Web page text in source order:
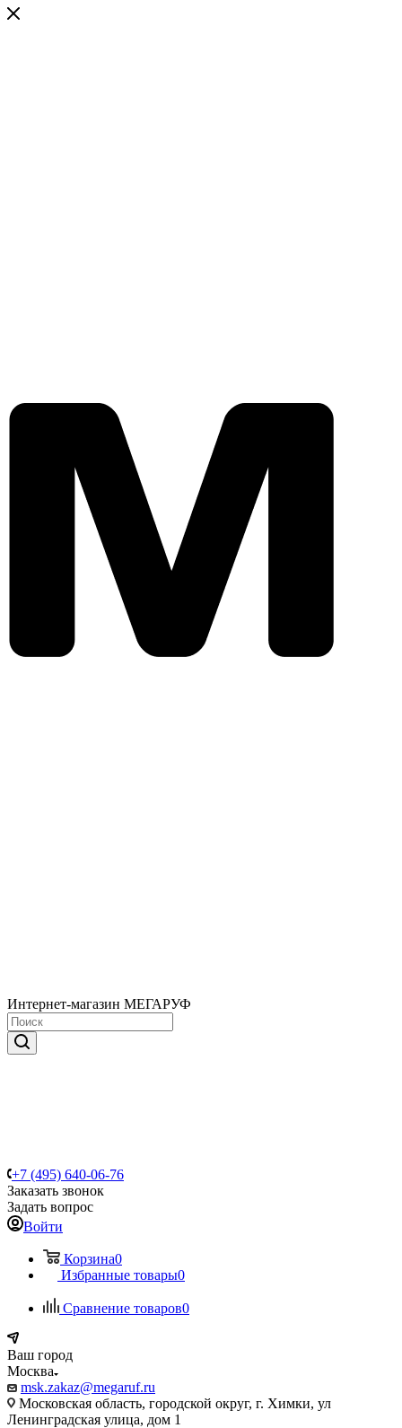
Интернет-магазин МЕГАРУФ
+7 (495) 640-06-76
Заказать звонок
Задать вопрос
Войти
Корзина0
Избранные товары0
Сравнение товаров0
Ваш город
Москва
msk.zakaz@megaruf.ru
Московская область, городской округ, г. Химки, ул
Ленинградская улица, дом 1